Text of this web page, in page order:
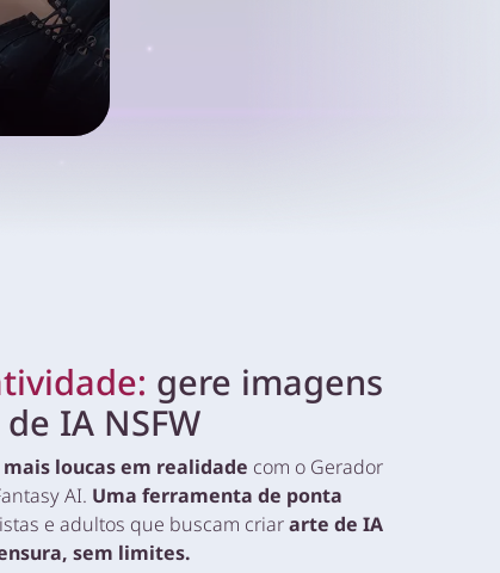
gere imagens
IA NSFW
loucas em realidade com o Gerador
AI. Uma ferramenta de ponta
e adultos que buscam criararte de IA
sem limites.